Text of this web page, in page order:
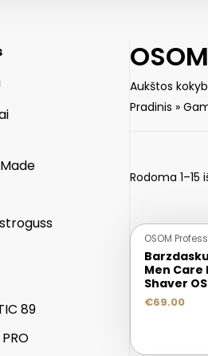
89
Aukštos
Pradinis »
Rodoma 1–15
OSOM
Men Care
Shaver
€69.00